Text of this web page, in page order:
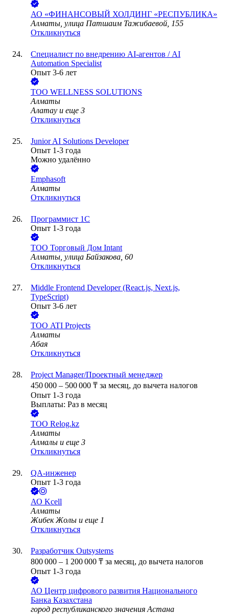
АО «ФИНАНСОВЫЙ ХОЛДИНГ «РЕСПУБЛИКА»
Алматы, улица Патшаим Тажибаевой, 155
Откликнуться
Специалист по внедрению AI-агентов / AI
Automation Specialist
Опыт 3-6 лет
ТОО WELLNESS SOLUTIONS
Алматы
Алатау и еще 3
Откликнуться
Junior AI Solutions Developer
Опыт 1-3 года
Можно удалённо
Emphasoft
Алматы
Откликнуться
Программист 1С
Опыт 1-3 года
ТОО Торговый Дом Intant
Алматы, улица Байзакова, 60
Откликнуться
Middle Frontend Developer (React.js, Next.js,
TypeScript)
Опыт 3-6 лет
ТОО ATI Projects
Алматы
Абая
Откликнуться
Project Manager/Проектный менеджер
450 000 – 500 000 ₸ за месяц, до вычета налогов
Опыт 1-3 года
Выплаты: Раз в месяц
ТОО Relog.kz
Алматы
Алмалы и еще 3
Откликнуться
QA-инженер
Опыт 1-3 года
АО Kcell
Алматы
Жибек Жолы и еще 1
Откликнуться
Разработчик Outsystems
800 000 – 1 200 000 ₸ за месяц, до вычета налогов
Опыт 1-3 года
АО Центр цифрового развития Национального
Банка Казахстана
город республиканского значения Астана